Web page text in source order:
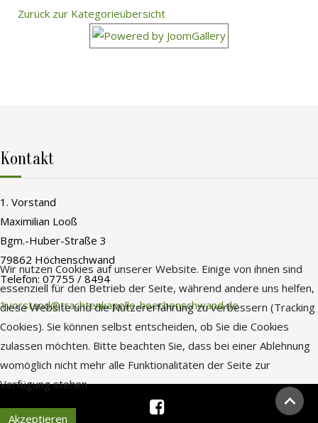
Zurück zur Kategorieübersicht
Kontakt
1. Vorstand
Maximilian Looß
Bgm.-Huber-Straße 3
79862 Höchenschwand
Telefon: 07755 / 8494
1vorstand@trachtenkapelle-hoechenschwand.de
Wir nutzen Cookies auf unserer Website. Einige von ihnen sind
essenziell für den Betrieb der Seite, während andere uns helfen,
diese Website und die Nutzererfahrung zu verbessern (Tracking
Cookies). Sie können selbst entscheiden, ob Sie die Cookies
zulassen möchten. Bitte beachten Sie, dass bei einer Ablehnung
womöglich nicht mehr alle Funktionalitäten der Seite zur
Verfügung stehen.
Akzeptieren